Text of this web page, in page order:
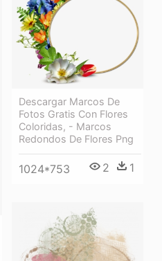
Descargar Marcos De
Fotos Gratis Con Flores
Coloridas, - Marcos
Redondos De Flores Png
1024*753 2 1